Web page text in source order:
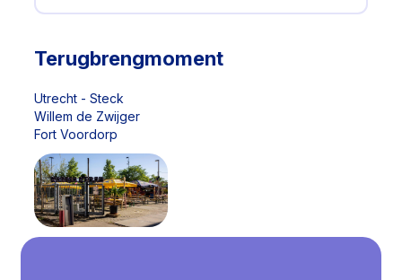
Terugbrengmoment
Utrecht - Steck
Willem de Zwijger
Fort Voordorp